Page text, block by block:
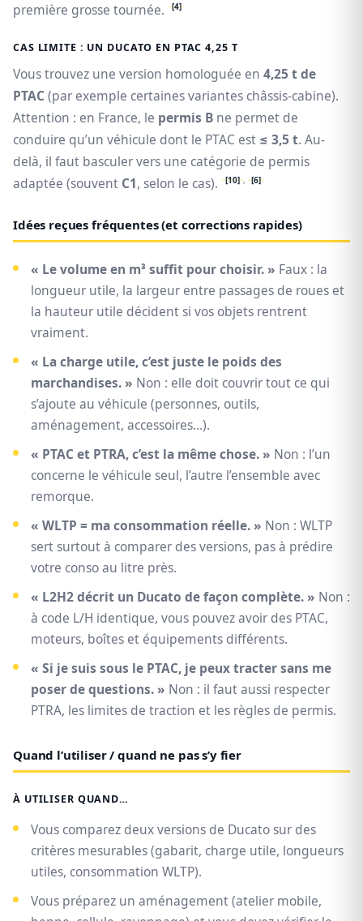
première grosse tournée.
[4]
CAS LIMITE : UN DUCATO EN PTAC 4,25 T
Vous trouvez une version homologuée en 4,25 t de
PTAC (par exemple certaines variantes châssis-cabine).
Attention : en France, le permis B ne permet de
conduire qu’un véhicule dont le PTAC est ≤ 3,5 t. Au-
delà, il faut basculer vers une catégorie de permis
adaptée (souvent C1, selon le cas). [10] , [6]
Idées reçues fréquentes (et corrections rapides)
« Le volume en m³ suffit pour choisir. » Faux : la
longueur utile, la largeur entre passages de roues et
la hauteur utile décident si vos objets rentrent
vraiment.
« La charge utile, c’est juste le poids des
marchandises. » Non : elle doit couvrir tout ce qui
s’ajoute au véhicule (personnes, outils,
aménagement, accessoires…).
« PTAC et PTRA, c’est la même chose. » Non : l’un
concerne le véhicule seul, l’autre l’ensemble avec
remorque.
« WLTP = ma consommation réelle. » Non : WLTP
sert surtout à comparer des versions, pas à prédire
votre conso au litre près.
« L2H2 décrit un Ducato de façon complète. » Non :
à code L/H identique, vous pouvez avoir des PTAC,
moteurs, boîtes et équipements différents.
« Si je suis sous le PTAC, je peux tracter sans me
poser de questions. » Non : il faut aussi respecter
PTRA, les limites de traction et les règles de permis.
Quand l’utiliser / quand ne pas s’y fier
À UTILISER QUAND…
Vous comparez deux versions de Ducato sur des
critères mesurables (gabarit, charge utile, longueurs
utiles, consommation WLTP).
Vous préparez un aménagement (atelier mobile,